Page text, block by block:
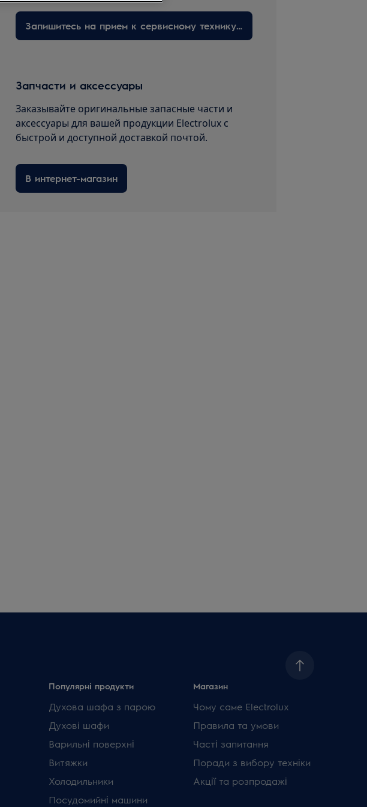
Запишитесь на прием к сервисному технику здесь
Запчасти и аксессуары
Заказывайте оригинальные запасные части и
аксессуары для вашей продукции Electrolux с
быстрой и доступной доставкой почтой.
В интернет-магазин
Популярні продукти
Духова шафа з парою
Духові шафи
Варильні поверхні
Витяжки
Холодильники
Посудомийні машини
Магазин
Чому саме Electrolux
Правила та умови
Часті запитання
Поради з вибору техніки
Акції та розпродажі